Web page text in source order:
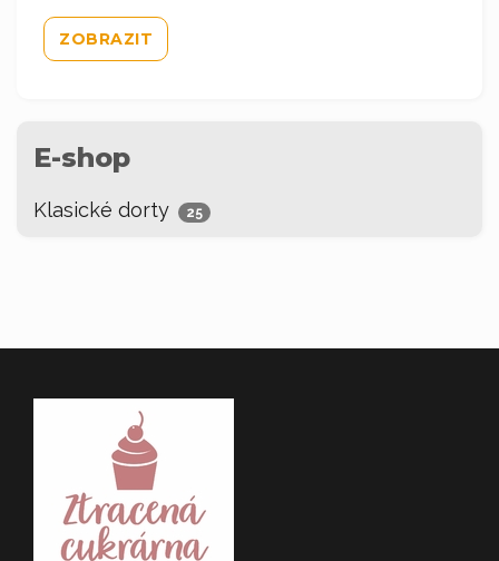
E-shop
Klasické dorty 25
ZOBRAZIT